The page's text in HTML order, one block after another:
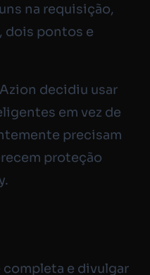
na requisição,
dois pontos e
decidiu usar
em vez de
precisam
proteção
completa e divulgar